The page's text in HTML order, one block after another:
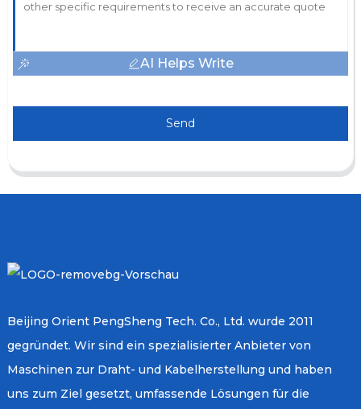
AI Helps Write
Send
Beijing Orient PengSheng Tech. Co., Ltd. wurde 2011
gegründet. Wir sind ein spezialisierter Anbieter von
Maschinen zur Draht- und Kabelherstellung und haben
uns zum Ziel gesetzt, umfassende Lösungen für die